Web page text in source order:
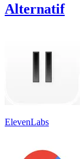
Alternatif
ElevenLabs